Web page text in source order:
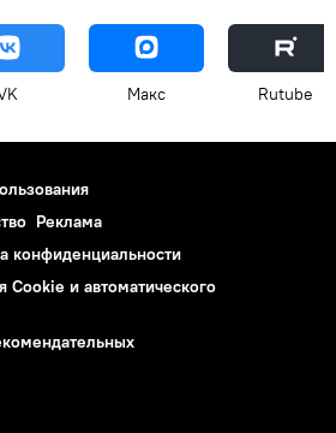
Макс Rutube
Реклама
конфиденциальности
Cookie и автоматического